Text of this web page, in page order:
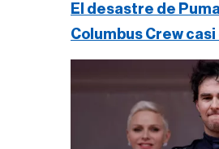
El desastre de
Columbus Crew